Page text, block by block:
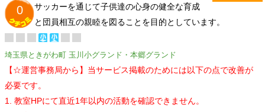
0
サッカーを通じて子供達の心身の健全な育成
と団員相互の親睦を図ることを目的としています。
埼玉県ときがわ町 玉川小グランド・本郷グランド
【☆運営事務局から】当サービス掲載のためには以下の点で改善が
必要です。
1. 教室HPにて直近1年以内の活動を確認できません。